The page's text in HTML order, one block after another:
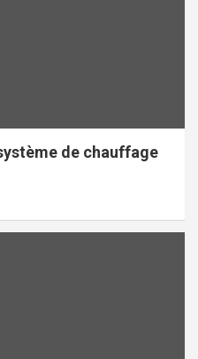
de chauffage